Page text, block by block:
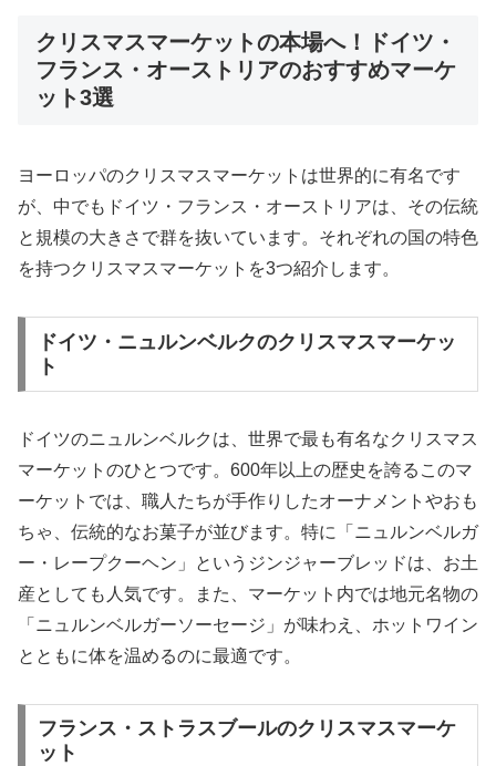
クリスマスマーケットの本場へ！ドイツ・
フランス・オーストリアのおすすめマーケ
ット3選
ヨーロッパのクリスマスマーケットは世界的に有名です
が、中でもドイツ・フランス・オーストリアは、その伝統
と規模の大きさで群を抜いています。それぞれの国の特色
を持つクリスマスマーケットを3つ紹介します。
ドイツ・ニュルンベルクのクリスマスマーケッ
ト
ドイツのニュルンベルクは、世界で最も有名なクリスマス
マーケットのひとつです。600年以上の歴史を誇るこのマ
ーケットでは、職人たちが手作りしたオーナメントやおも
ちゃ、伝統的なお菓子が並びます。特に「ニュルンベルガ
ー・レープクーヘン」というジンジャーブレッドは、お土
産としても人気です。また、マーケット内では地元名物の
「ニュルンベルガーソーセージ」が味わえ、ホットワイン
とともに体を温めるのに最適です。
フランス・ストラスブールのクリスマスマーケ
ット